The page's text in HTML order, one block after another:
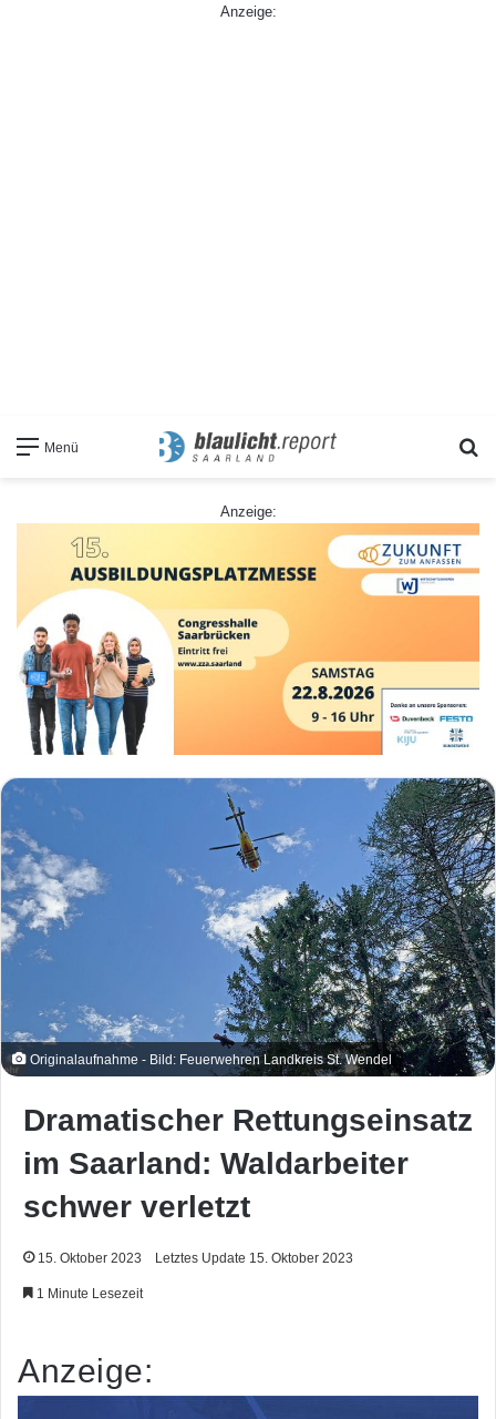
Anzeige:
Menü
Anzeige:
Originalaufnahme - Bild: Feuerwehren Landkreis St. Wendel
Dramatischer Rettungseinsatz
im Saarland: Waldarbeiter
schwer verletzt
15. Oktober 2023 Letztes Update 15. Oktober 2023
1 Minute Lesezeit
Anzeige: